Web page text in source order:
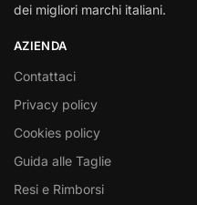
dei migliori marchi italiani.
AZIENDA
Contattaci
Privacy policy
Cookies policy
Guida alle Taglie
Resi e Rimborsi